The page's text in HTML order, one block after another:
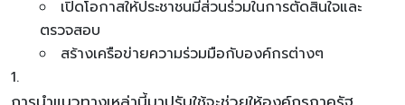
เปิดโอกาสให้ประชาชนมีส่วนร่วมในการตัดสินใจและ
ตรวจสอบ
สร้างเครือข่ายความร่วมมือกับองค์กรต่างๆ